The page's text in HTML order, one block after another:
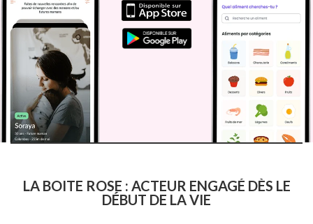
LA BOITE ROSE : ACTEUR ENGAGÉ DÈS LE
DÉBUT DE LA VIE